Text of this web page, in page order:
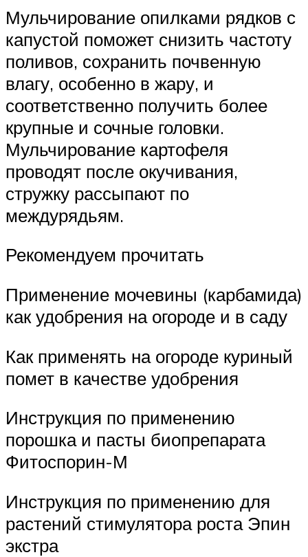
Мульчирование опилками рядков с
капустой поможет снизить частоту
поливов, сохранить почвенную
влагу, особенно в жару, и
соответственно получить более
крупные и сочные головки.
Мульчирование картофеля
проводят после окучивания,
стружку рассыпают по
междурядьям.
Рекомендуем прочитать
Применение мочевины (карбамида)
как удобрения на огороде и в саду
Как применять на огороде куриный
помет в качестве удобрения
Инструкция по применению
порошка и пасты биопрепарата
Фитоспорин-М
Инструкция по применению для
растений стимулятора роста Эпин
экстра